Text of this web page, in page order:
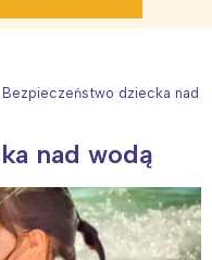
Bezpieczeństwo dziecka nad
nad wodą